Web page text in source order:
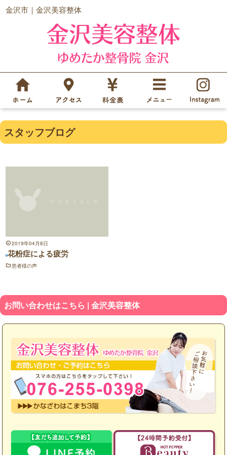
金沢市｜金沢美容整体
スタッフブログ
2019年04月8日
花粉症による疲労
患者様の声
お問い合わせはこちら | 金沢美容整体